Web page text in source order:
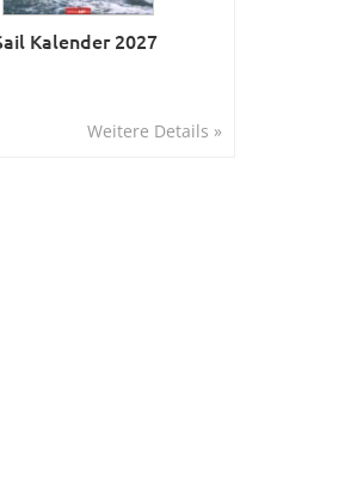
Kalender 2027
Weitere Details »